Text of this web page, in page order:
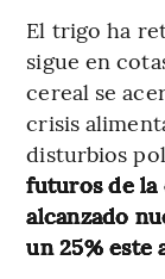
El trigo ha
sigue en
cereal se
crisis
disturbios
futuros de la
alcanzado
un 25% este